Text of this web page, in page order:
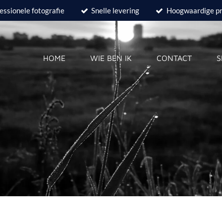
fotografie Snelle levering Hoogwaardige
HOME WIE BEN IK CONTACT